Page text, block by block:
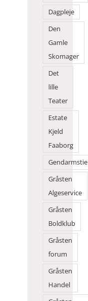
Dagpleje
Den
Gamle
Skomager
Det
lille
Teater
Estate
Kjeld
Faaborg
Gråsten
Algeservice
Gråsten
Boldklub
Gråsten
forum
Gråsten
Handel